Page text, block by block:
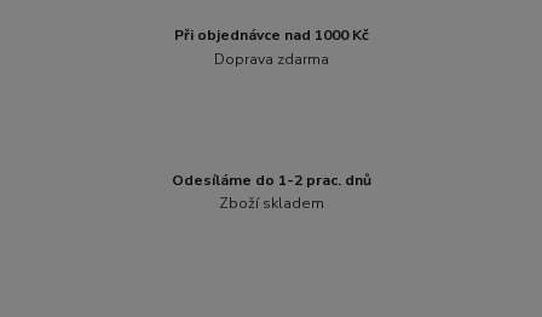
Při objednávce nad 1000 Kč
Doprava zdarma
Odesíláme do 1-2 prac. dnů
Zboží skladem